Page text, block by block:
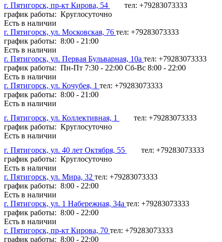
г. Пятигорск, пр-кт Кирова, 54
тел: +79283073333
график работы: Круглосуточно
Есть в наличии
г. Пятигорск, ул. Московская, 76 тел: +79283073333
график работы: 8:00 - 21:00
Есть в наличии
г. Пятигорск, ул. Первая Бульварная, 10а тел: +79283073333
график работы: Пн-Пт 7:30 - 22:00 Сб-Вс 8:00 - 22:00
Есть в наличии
г. Пятигорск, ул. Кочубея, 1 тел: +79283073333
график работы: 8:00 - 21:00
Есть в наличии
г. Пятигорск, ул. Коллективная, 1
тел: +79283073333
график работы: Круглосуточно
Есть в наличии
г. Пятигорск, ул. 40 лет Октября, 55
тел: +79283073333
график работы: Круглосуточно
Есть в наличии
г. Пятигорск, ул. Мира, 32 тел: +79283073333
график работы: 8:00 - 22:00
Есть в наличии
г. Пятигорск, ул. 1 Набережная, 34а тел: +79283073333
график работы: 8:00 - 22:00
Есть в наличии
г. Пятигорск, пр-кт Кирова, 70 тел: +79283073333
график работы: 8:00 - 22:00